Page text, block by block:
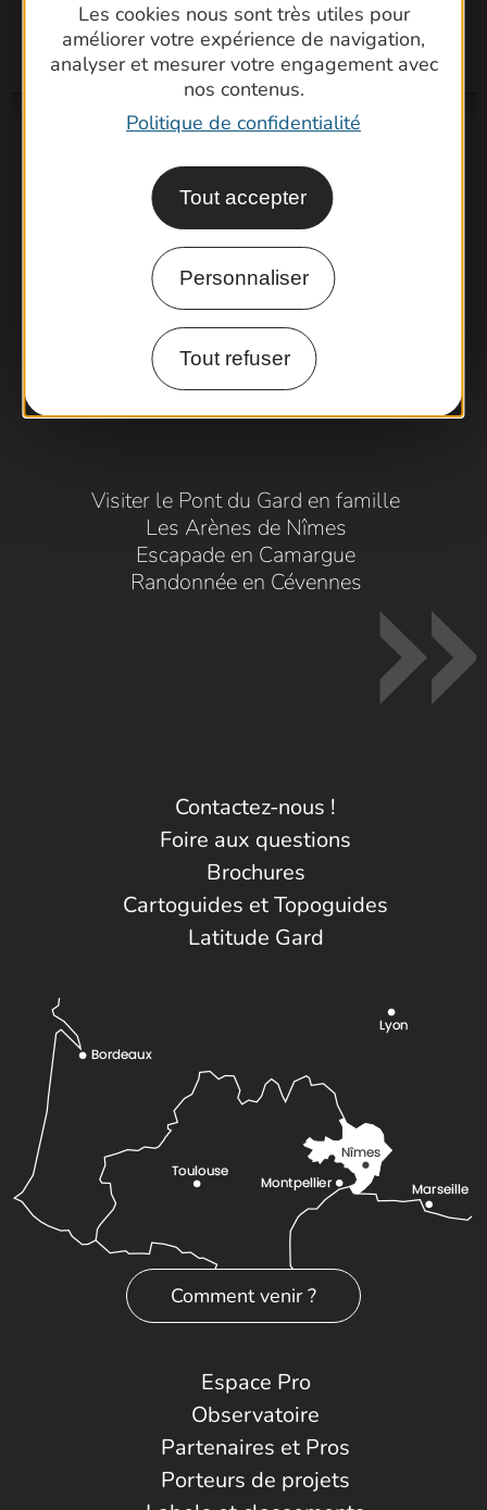
Les cookies nous sont très utiles pour
améliorer votre expérience de navigation,
analyser et mesurer votre engagement avec
nos contenus.
Politique de confidentialité
Tout accepter
Personnaliser
Tout refuser
Visiter le Pont du Gard en famille
Les Arènes de Nîmes
Escapade en Camargue
Randonnée en Cévennes
Contactez-nous !
Foire aux questions
Brochures
Cartoguides et Topoguides
Latitude Gard
Comment venir ?
Espace Pro
Observatoire
Partenaires et Pros
Porteurs de projets